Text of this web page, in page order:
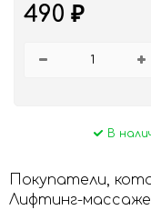
490 ₽
В
Покупатели,
Лифтинг-